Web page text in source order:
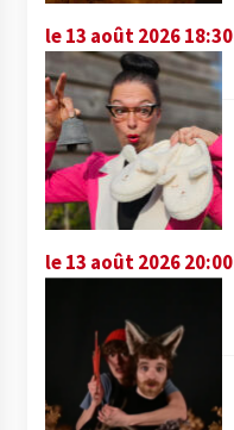
le 13 août 2026 18:30
le 13 août 2026 20:00